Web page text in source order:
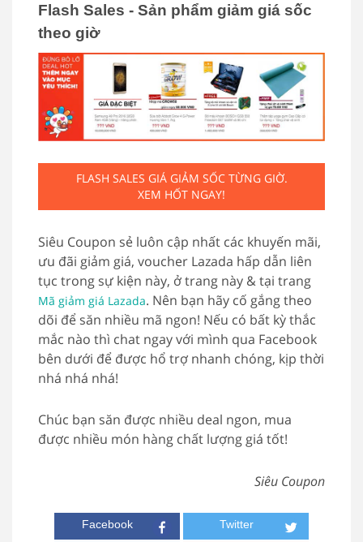
Flash Sales - Sản phẩm giảm giá sốc
theo giờ
FLASH SALES GIÁ GIẢM SỐC TỪNG GIỜ.
XEM HỐT NGAY!
Siêu Coupon sẻ luôn cập nhất các khuyến mãi,
ưu đãi giảm giá, voucher Lazada hấp dẫn liên
tục trong sự kiện này, ở trang này & tại trang
Mã giảm giá Lazada. Nên bạn hãy cố gắng theo
dõi để săn nhiều mã ngon! Nếu có bất kỳ thắc
mắc nào thì chat ngay với mình qua Facebook
bên dưới để được hổ trợ nhanh chóng, kịp thời
nhá nhá nhá!
Chúc bạn săn được nhiều deal ngon, mua
được nhiều món hàng chất lượng giá tốt!
Siêu Coupon
Facebook Twitter